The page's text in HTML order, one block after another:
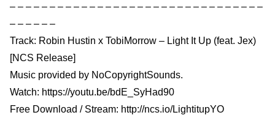
– – – – – – – – – – – – – – – – – – – – – – – – – – – – – – – –
– – – – – –
Track: Robin Hustin x TobiMorrow – Light It Up (feat. Jex)
[NCS Release]
Music provided by NoCopyrightSounds.
Watch: https://youtu.be/bdE_SyHad90
Free Download / Stream: http://ncs.io/LightitupYO